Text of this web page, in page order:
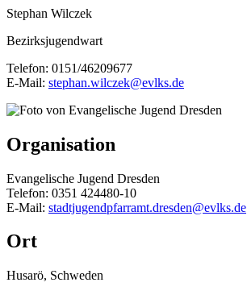
Stephan Wilczek
Bezirksjugendwart
Telefon: 0151/46209677
E-Mail: stephan.wilczek@evlks.de
Organisation
Evangelische Jugend Dresden
Telefon: 0351 424480-10
E-Mail: stadtjugendpfarramt.dresden@evlks.de
Ort
Husarö, Schweden